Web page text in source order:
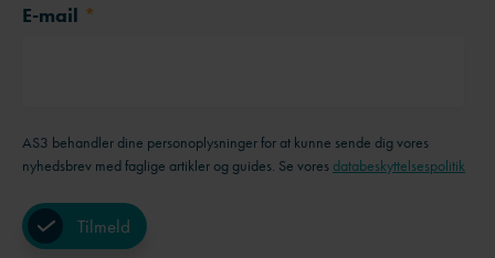
E-mail *
AS3 behandler dine personoplysninger for at kunne sende dig vores
nyhedsbrev med faglige artikler og guides. Se vores databeskyttelsespolitik